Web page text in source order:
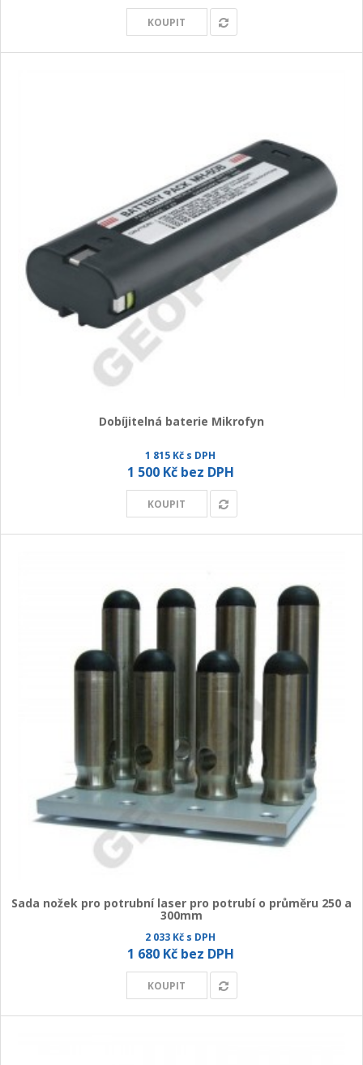
KOUPIT
Dobíjitelná baterie Mikrofyn
1 815 Kč s DPH
1 500 Kč bez DPH
KOUPIT
Sada nožek pro potrubní laser pro potrubí o průměru 250 a
300mm
2 033 Kč s DPH
1 680 Kč bez DPH
KOUPIT